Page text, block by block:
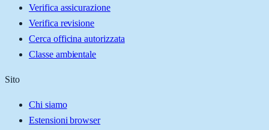
Verifica assicurazione
Verifica revisione
Cerca officina autorizzata
Classe ambientale
Sito
Chi siamo
Estensioni browser